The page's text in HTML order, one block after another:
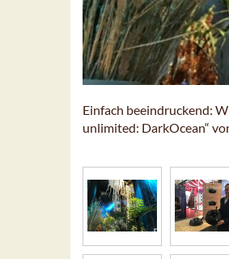
Einfach beeindruckend:
unlimited: DarkOcean“